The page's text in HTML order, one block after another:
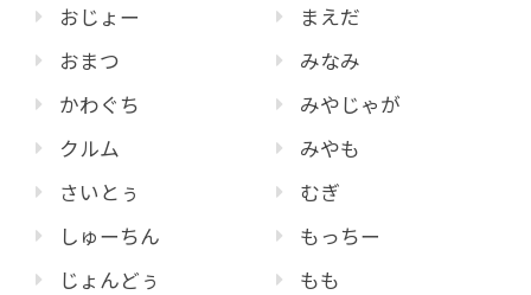
おじょー
おまつ
かわぐち
クルム
さいとぅ
しゅーちん
じょんどぅ
まえだ
みなみ
みやじゃが
みやも
むぎ
もっちー
もも